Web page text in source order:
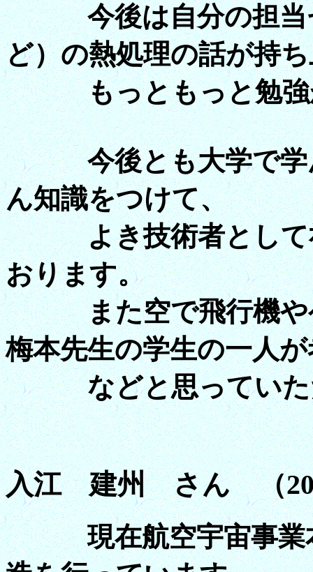
今後は自分の担当セ
ど）の熱処理の話が持
もっともっと勉強が
今後とも大学で学ん
ん知識をつけて、
よき技術者として社
おります。
また空で飛行機やヘ
梅本先生の学生の一人
などと思っていただ
入江 建州 さん （
現在航空宇宙事業本